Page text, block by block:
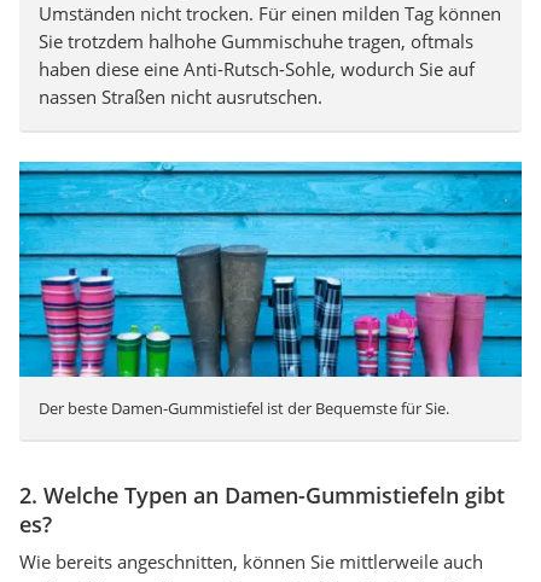
Umständen nicht trocken. Für einen milden Tag können
Sie trotzdem halhohe Gummischuhe tragen, oftmals
haben diese eine Anti-Rutsch-Sohle, wodurch Sie auf
nassen Straßen nicht ausrutschen.
Der beste Damen-Gummistiefel ist der Bequemste für Sie.
2. Welche Typen an Damen-Gummistiefeln gibt
es?
Wie bereits angeschnitten, können Sie mittlerweile auch